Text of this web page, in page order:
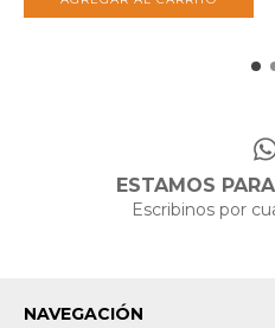
ESTAMOS
Escribinos por
NAVEGACIÓN